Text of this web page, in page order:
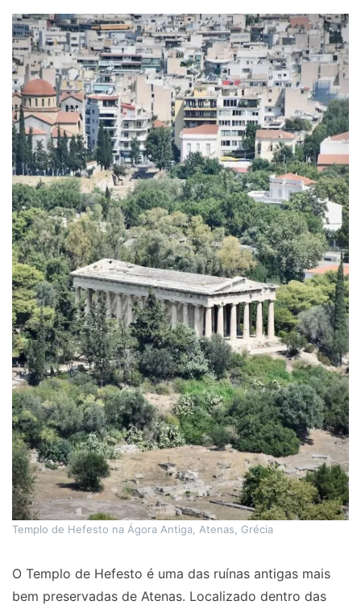
Templo de Hefesto na Ágora Antiga, Atenas, Grécia
O Templo de Hefesto é uma das ruínas antigas mais
bem preservadas de Atenas. Localizado dentro das